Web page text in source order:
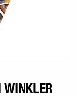
WINKLER